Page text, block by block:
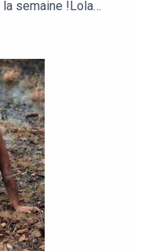
semaine !Lola
Fontaine - Il
Ross - Love
- Friend of a Friend